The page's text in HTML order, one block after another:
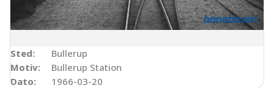
Sted:
Bullerup
Motiv:
Bullerup Station
Dato:
1966-03-20